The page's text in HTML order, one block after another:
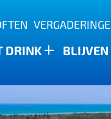
DRINK BLIJVEN